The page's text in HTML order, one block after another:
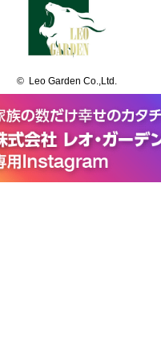
© Leo Garden Co.,Ltd.